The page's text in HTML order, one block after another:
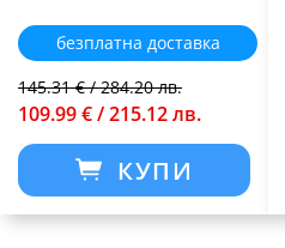
безплатна доставка
145.31 € / 284.20 лв.
109.99 € / 215.12 лв.
КУПИ